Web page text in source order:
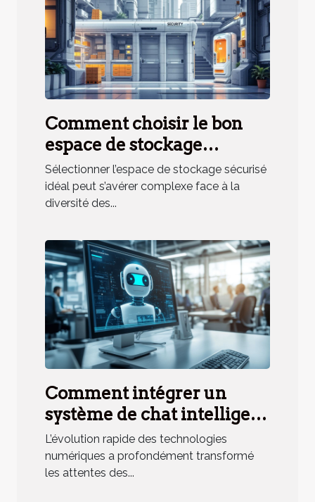
Comment choisir le bon
espace de stockage
sécurisé pour vos besoins ?
Sélectionner l’espace de stockage sécurisé
idéal peut s’avérer complexe face à la
diversité des...
Comment intégrer un
système de chat intelligent
à votre stratégie de service
client ?
L’évolution rapide des technologies
numériques a profondément transformé
les attentes des...